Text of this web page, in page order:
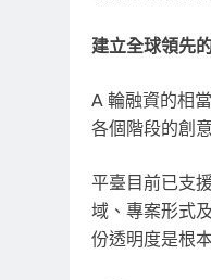
建立全球領先
A 輪融資的相
各個階段的創
平臺目前已支
域、專案形式
份透明度是根